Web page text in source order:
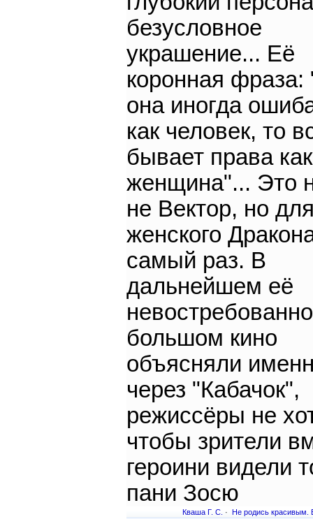
безусловное
украшение... Её
коронная фраза:
она иногда
как человек, то
бывает права как
женщина"... Это
не Вектор, но
женского
самый раз. В
дальнейшем её
большом кино
объясняли
через "Кабачок",
режиссёры не
чтобы зрители
героини видели
пани Зосю
Кваша Г. С. · Не родись красивым.